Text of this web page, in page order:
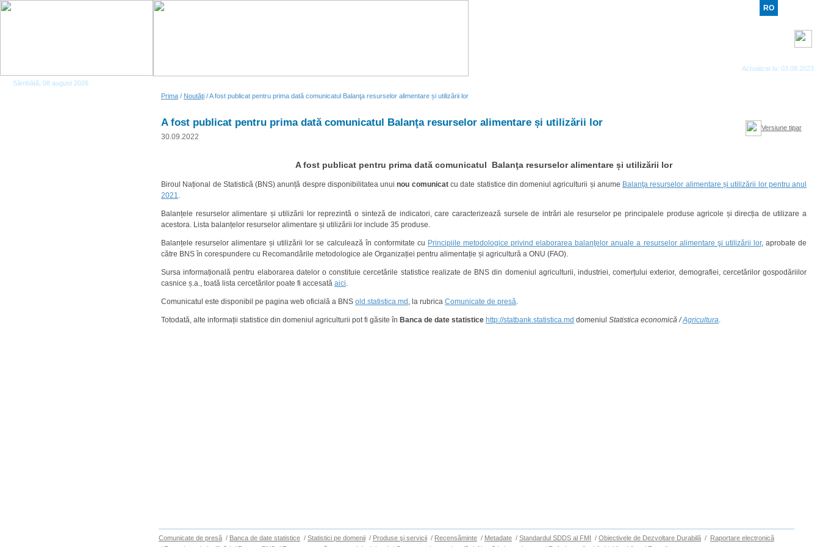
Sâmbătă, 08 august 2026
RO
Actualizat la: 03.08.2023
Prima / Noutăţi / A fost publicat pentru prima dată comunicatul Balanţa resurselor alimentare și utilizării lor
A fost publicat pentru prima dată comunicatul Balanţa resurselor alimentare și utilizării lor
30.09.2022
Versiune tipar
A fost publicat pentru prima dată comunicatul Balanţa resurselor alimentare și utilizării lor
Biroul Național de Statistică (BNS) anunță despre disponibilitatea unuinou comunicatcu date statistice din domeniul agriculturii și anume Balanţa resurselor alimentare și utilizării lor pentru anul
2021.
Balanțele resurselor alimentare și utilizării lor reprezintă o sinteză de indicatori, care caracterizează sursele de intrări ale resurselor pe principalele produse agricole și direcția de utilizare a
acestora. Lista balanțelor resurselor alimentare și utilizării lor include 35 produse.
Balanțele resurselor alimentare și utilizării lor se calculează în conformitate cu Principiile metodologice privind elaborarea balanţelor anuale a resurselor alimentare şi utilizării lor, aprobate de
către BNS în corespundere cu Recomandările metodologice ale Organizației pentru alimentație și agricultură a ONU (FAO).
Sursa informațională pentru elaborarea datelor o constituie cercetările statistice realizate de BNS din domeniul agriculturii, industriei, comerțului exterior, demografiei, cercetărilor gospodăriilor
casnice ș.a., toată lista cercetărilor poate fi accesată aici.
Comunicatul este disponibil pe pagina web oficială a BNS old.statistica.md , la rubrica Comunicate de presă.
Totodată, alte informații statistice din domeniul agriculturii pot fi găsite în Banca de date statistice http://statbank.statistica.md domeniul Statistica economică /Agricultura.
Comunicate de presă / Banca de date statistice / Statistici pe domenii / Produse şi servicii / Recensăminte / Metadate / Standardul SDDS al FMI / Obiectivele de Dezvoltare Durabilă / Raportare electronică